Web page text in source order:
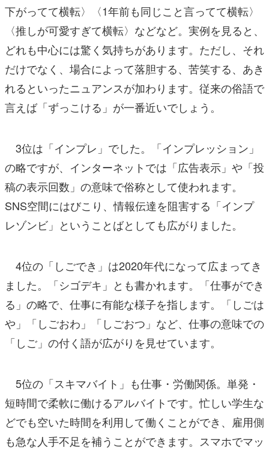
下がってて横転〉〈1年前も同じこと言ってて横転〉
〈推しが可愛すぎて横転〉などなど。実例を見ると、
どれも中心には驚く気持ちがあります。ただし、それ
だけでなく、場合によって落胆する、苦笑する、あき
れるといったニュアンスが加わります。従来の俗語で
言えば「ずっこける」が一番近いでしょう。
3位は「インプレ」でした。「インプレッション」
の略ですが、インターネットでは「広告表示」や「投
稿の表示回数」の意味で俗称として使われます。
SNS空間にはびこり、情報伝達を阻害する「インプ
レゾンビ」ということばとしても広がりました。
4位の「しごでき」は2020年代になって広まってき
ました。「シゴデキ」とも書かれます。「仕事ができ
る」の略で、仕事に有能な様子を指します。「しごは
や」「しごおわ」「しごおつ」など、仕事の意味での
「しご」の付く語が広がりを見せています。
5位の「スキマバイト」も仕事・労働関係。単発・
短時間で柔軟に働けるアルバイトです。忙しい学生な
どでも空いた時間を利用して働くことができ、雇用側
も急な人手不足を補うことができます。スマホでマッ